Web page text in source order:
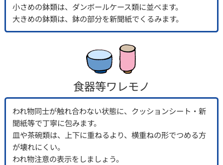
小さめの鉢類は、ダンボールケース類に並べます。
大きめの鉢類は、鉢の部分を新聞紙でくるみます。
食器等ワレモノ
われ物同士が触れ合わない状態に、クッションシート・新
聞紙等で丁寧に包みます。
皿や茶碗類は、上下に重ねるより、横重ねの形でつめる方
が壊れにくい。
われ物注意の表示をしましょう。